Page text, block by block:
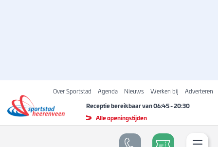
Over Sportstad Agenda Nieuws Werken bij Adverteren
Receptie bereikbaar van06:45-20:30
Alle openingstijden